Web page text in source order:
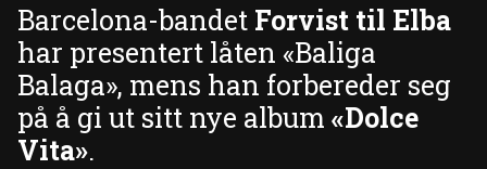
Barcelona-bandet Forvist til Elba
har presentert låten «Baliga
Balaga», mens han forbereder seg
på å gi ut sitt nye album «Dolce
Vita».